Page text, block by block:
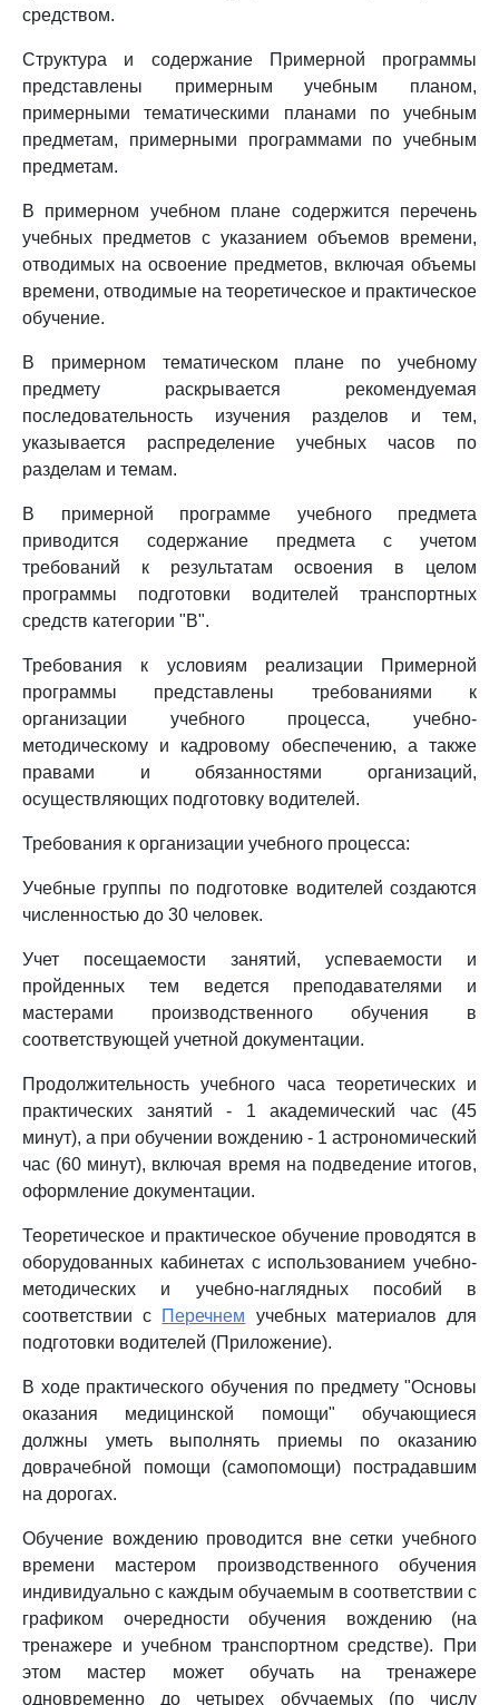
средством.
Структура и содержание Примерной программы
представлены примерным учебным планом,
примерными тематическими планами по учебным
предметам, примерными программами по учебным
предметам.
В примерном учебном плане содержится перечень
учебных предметов с указанием объемов времени,
отводимых на освоение предметов, включая объемы
времени, отводимые на теоретическое и практическое
обучение.
В примерном тематическом плане по учебному
предмету раскрывается рекомендуемая
последовательность изучения разделов и тем,
указывается распределение учебных часов по
разделам и темам.
В примерной программе учебного предмета
приводится содержание предмета с учетом
требований к результатам освоения в целом
программы подготовки водителей транспортных
средств категории "B".
Требования к условиям реализации Примерной
программы представлены требованиями к
организации учебного процесса, учебно-
методическому и кадровому обеспечению, а также
правами и обязанностями организаций,
осуществляющих подготовку водителей.
Требования к организации учебного процесса:
Учебные группы по подготовке водителей создаются
численностью до 30 человек.
Учет посещаемости занятий, успеваемости и
пройденных тем ведется преподавателями и
мастерами производственного обучения в
соответствующей учетной документации.
Продолжительность учебного часа теоретических и
практических занятий - 1 академический час (45
минут), а при обучении вождению - 1 астрономический
час (60 минут), включая время на подведение итогов,
оформление документации.
Теоретическое и практическое обучение проводятся в
оборудованных кабинетах с использованием учебно-
методических и учебно-наглядных пособий в
соответствии с Перечнем учебных материалов для
подготовки водителей (Приложение).
В ходе практического обучения по предмету "Основы
оказания медицинской помощи" обучающиеся
должны уметь выполнять приемы по оказанию
доврачебной помощи (самопомощи) пострадавшим
на дорогах.
Обучение вождению проводится вне сетки учебного
времени мастером производственного обучения
индивидуально с каждым обучаемым в соответствии с
графиком очередности обучения вождению (на
тренажере и учебном транспортном средстве). При
этом мастер может обучать на тренажере
одновременно до четырех обучаемых (по числу